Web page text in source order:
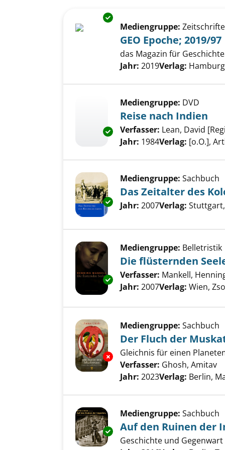
Suchergebnis
Zu den Suchfiltern springen
Exemplar-Details von GEO
Mediengruppe:
GEO Epoche; 2019/97
das Magazin für
Suche nach diesem
Jahr: 2019Verlag:
Exemplar-Details von Reise
Mediengruppe: DVD
Reise nach Indien
Verfasser: Lean, David
Jahr: 1984Verlag: [o.O.],
Exemplar-Details von Das
Mediengruppe: Sachbuch
Das Zeitalter des
Suche nach diesem
Jahr: 2007Verlag:
Exemplar-Details von Die
Mediengruppe: Belletristik
Die flüsternden
Verfasser: Mankell,
Jahr: 2007Verlag: Wien,
Exemplar-Details von Der
Mediengruppe: Sachbuch
Der Fluch der
Gleichnis für einen
Verfasser: Ghosh, Amitav
Jahr: 2023Verlag: Berlin,
Exemplar-Details von Auf den
Mediengruppe: Sachbuch
Auf den Ruinen der
Geschichte und